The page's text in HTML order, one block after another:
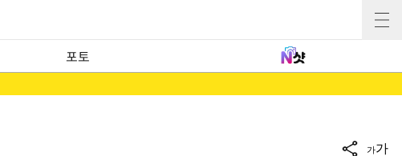
포토
가가